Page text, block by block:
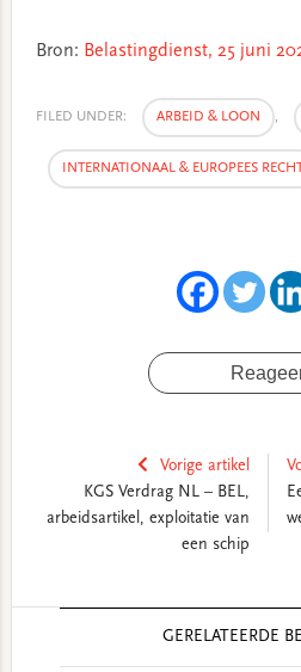
Bron: Belastingdienst, 25 juni
FILED UNDER: ARBEID & LOON ,
INTERNATIONAAL & EUROPEES RECHT
Vorige artikel
KGS Verdrag NL – BEL,
arbeidsartikel, exploitatie van
een schip
GERELATEERDE